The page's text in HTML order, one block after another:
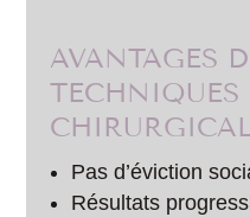
AVANTAGES
TECHNIQUES
Pas d’éviction
Résultats